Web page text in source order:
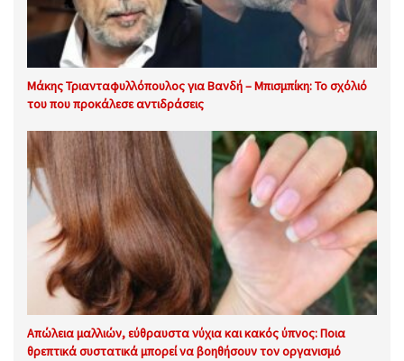
Μάκης Τριανταφυλλόπουλος για Βανδή – Μπισμπίκη: Το σχόλιό
του που προκάλεσε αντιδράσεις
Απώλεια μαλλιών, εύθραυστα νύχια και κακός ύπνος: Ποια
θρεπτικά συστατικά μπορεί να βοηθήσουν τον οργανισμό